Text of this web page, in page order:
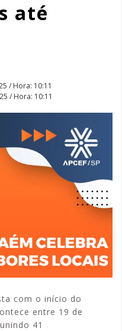
até
/ Hora: 10:11
/ Hora: 10:11
com o início do
entre 19 de
41